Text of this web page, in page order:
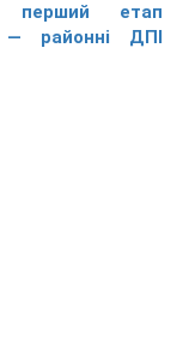
перший етап
— районні ДПІ